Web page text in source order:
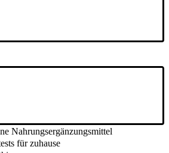
Nahrungsergänzungsmittel
für zuhause